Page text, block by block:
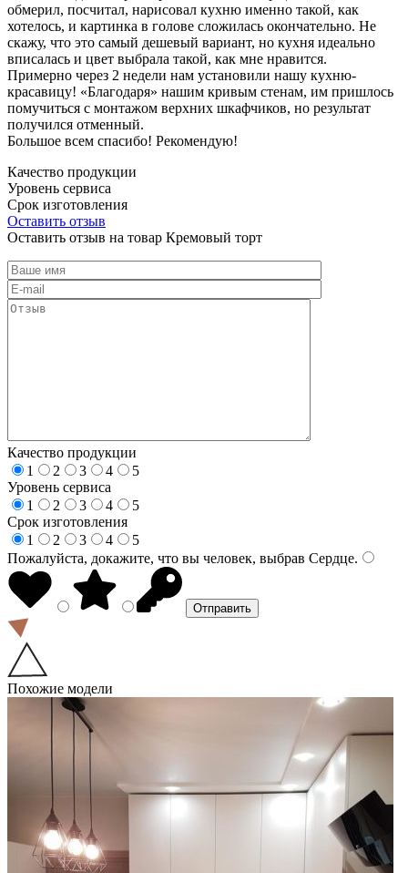
обмерил, посчитал, нарисовал кухню именно такой, как
хотелось, и картинка в голове сложилась окончательно. Не
скажу, что это самый дешевый вариант, но кухня идеально
вписалась и цвет выбрала такой, как мне нравится.
Примерно через 2 недели нам установили нашу кухню-
красавицу! «Благодаря» нашим кривым стенам, им пришлось
помучиться с монтажом верхних шкафчиков, но результат
получился отменный.
Большое всем спасибо! Рекомендую!
Качество продукции
Уровень сервиса
Срок изготовления
Оставить отзыв
Оставить отзыв на товар Кремовый торт
Качество продукции
1
2 3 4
5
Уровень сервиса
1
2 3 4
5
Срок изготовления
1
2 3 4
5
Пожалуйста, докажите, что вы человек, выбрав Сердце.
Похожие модели